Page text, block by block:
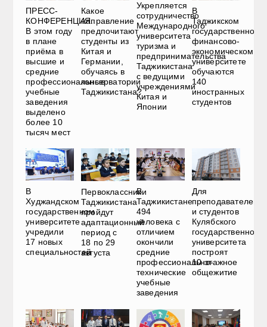
ПРЕСС-
КОНФЕРЕНЦИЯ.
В этом году
в плане
приёма в
высшие и
средние
профессиональные
учебные
заведения
выделено
более 10
тысяч мест
Какое
направление
предпочитают
студенты из
Китая и
Германии,
обучаясь в
консерватории
Таджикистана?
Укрепляется
сотрудничество
Международного
университета
туризма и
предпринимательства
Таджикистана
с ведущими
учреждениями
Китая и
Японии
В
Таджикском
государственном
финансово-
экономическом
университете
обучаются
140
иностранных
студентов
В
Худжандском
государственном
университете
учредили
17 новых
специальностей
Первоклассники
Таджикистана
пройдут
адаптационный
период с
18 по 29
августа
В
Таджикистане
494
человека с
отличием
окончили
средние
профессионально-
технические
учебные
заведения
Для
преподавателей
и студентов
Кулябского
государственного
университета
построят
10-этажное
общежитие